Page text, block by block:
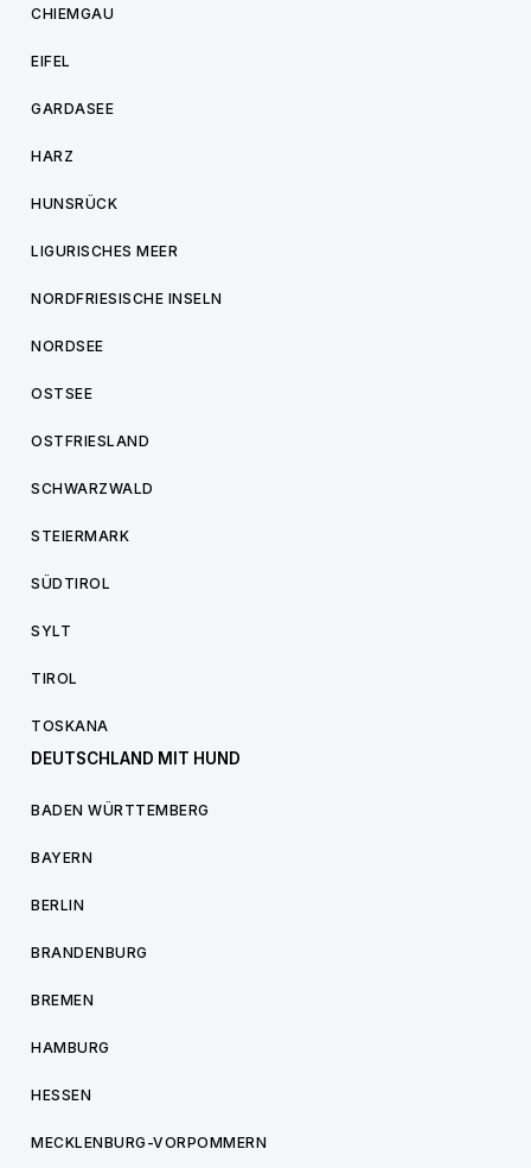
CHIEMGAU
EIFEL
GARDASEE
HARZ
HUNSRÜCK
LIGURISCHES MEER
NORDFRIESISCHE INSELN
NORDSEE
OSTSEE
OSTFRIESLAND
SCHWARZWALD
STEIERMARK
SÜDTIROL
SYLT
TIROL
TOSKANA
DEUTSCHLAND MIT HUND
BADEN WÜRTTEMBERG
BAYERN
BERLIN
BRANDENBURG
BREMEN
HAMBURG
HESSEN
MECKLENBURG-VORPOMMERN